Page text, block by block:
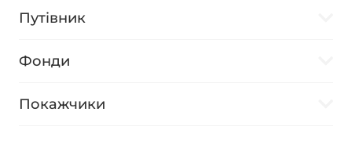
Путівник
Фонди
Покажчики